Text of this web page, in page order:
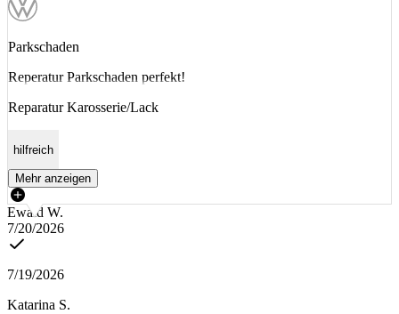
Parkschaden
Reperatur Parkschaden perfekt!
Reparatur Karosserie/Lack
hilfreich
Mehr anzeigen
Ewald W.
7/20/2026
7/19/2026
Katarina S.